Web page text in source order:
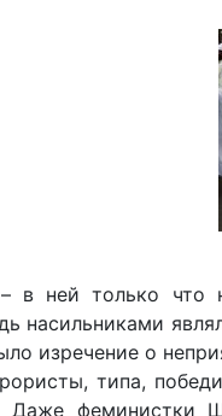
ней только что
насильниками
изречение о
типа,
феминистки